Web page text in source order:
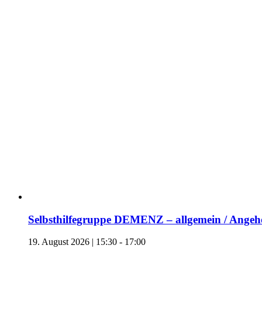
Selbsthilfegruppe DEMENZ – allgemein /
19. August 2026 | 15:30 - 17:00